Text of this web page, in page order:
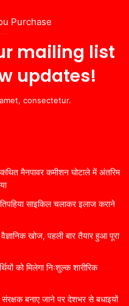
Purchase
mailing list
updates!
consectetur.
मैनपावर कमीशन घोटाले में अंतरिम
साइकिल चलाकर इलाज कराने
खोज, पहली बार तैयार हुआ पूरा
को मिलेगा निःशुल्क शारीरिक
संरक्षक बनाए जाने पर देशभर से बधाइयों